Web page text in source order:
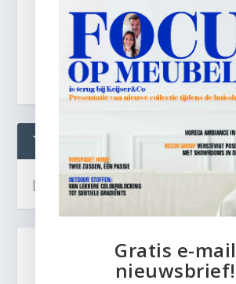
TWEETS
[custom-twitter-feeds]
Gratis e-mail
nieuwsbrief!